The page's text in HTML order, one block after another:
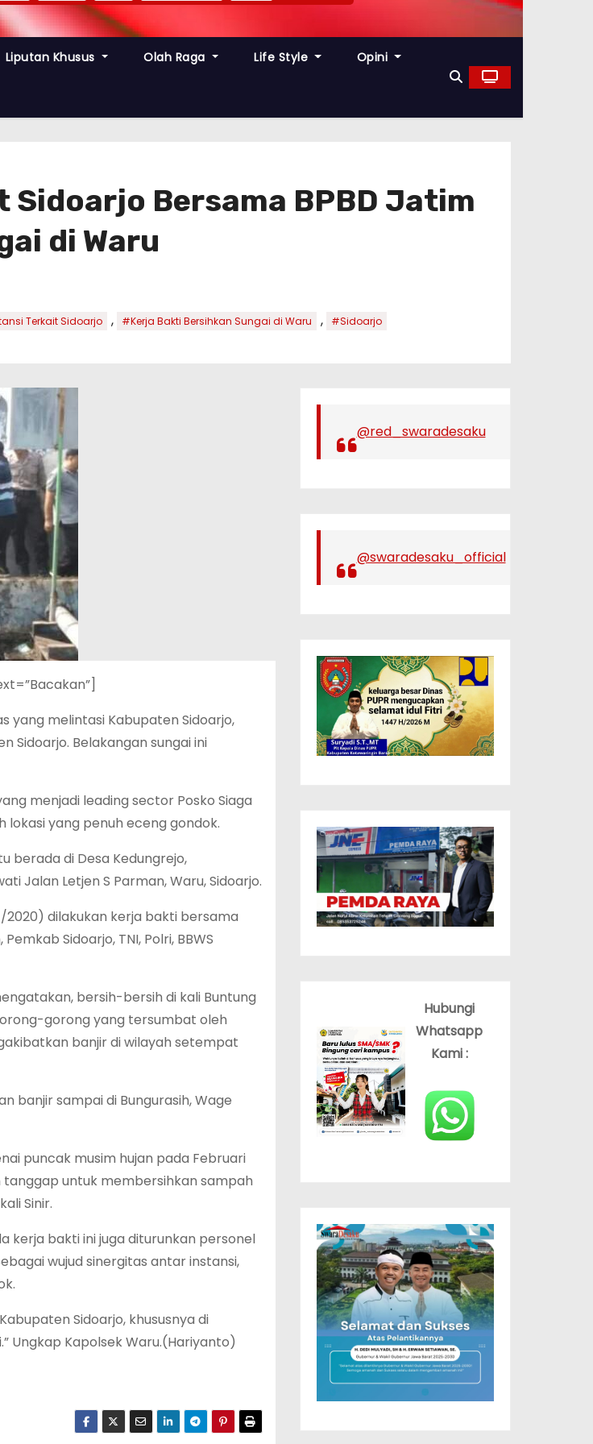
Liputan Khusus Olah Raga Life Style Opini
Bersama BPBD Jatim
di Waru
Terkait Sidoarjo , #Kerja Bakti Bersihkan Sungai di Waru , #Sidoarjo
yang melintasi Kabupaten Sidoarjo,
Sidoarjo. Belakangan sungai ini
menjadi leading sector Posko Siaga
yang penuh eceng gondok.
berada di Desa Kedungrejo,
Jalan Letjen S Parman, Waru, Sidoarjo.
2020) dilakukan kerja bakti bersama
Sidoarjo, TNI, Polri, BBWS
bersih-bersih di kali Buntung
gorong yang tersumbat oleh
banjir di wilayah setempat
banjir sampai di Bungurasih, Wage
puncak musim hujan pada Februari
untuk membersihkan sampah
Sinir.
kerja bakti ini juga diturunkan personel
wujud sinergitas antar instansi,
Sidoarjo, khususnya di
Ungkap Kapolsek Waru.(Hariyanto)
@red_swaradesaku
@swaradesaku_official
Hubungi
Whatsapp
Kami :